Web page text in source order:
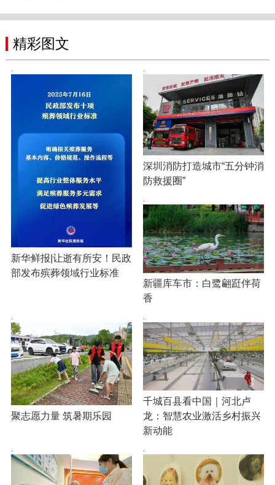
精彩图文
·
新华鲜报|让逝有所安！民政
部发布殡葬领域行业标准
·
深圳消防打造城市“五分钟消
防救援圈”
·
新疆库车市：白鹭翩跹伴荷
香
·
聚志愿力量 筑暑期乐园
·
千城百县看中国｜河北卢
龙：智慧农业激活乡村振兴
新动能
· ·